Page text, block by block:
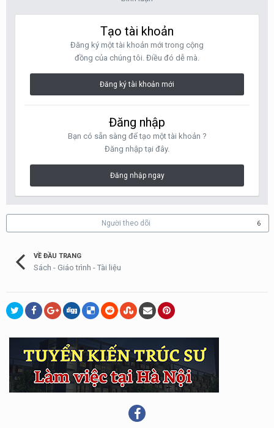
Tạo tài khoản
Đăng ký một tài khoản mới trong cộng
đồng của chúng tôi. Điều đó dễ mà.
Đăng ký tài khoản mới
Đăng nhập
Bạn có sẵn sàng để tạo một tài khoản ?
Đăng nhập tại đây.
Đăng nhập ngay
Người theo dõi 6
VỀ ĐẦU TRANG
Sách - Giáo trình - Tài liệu